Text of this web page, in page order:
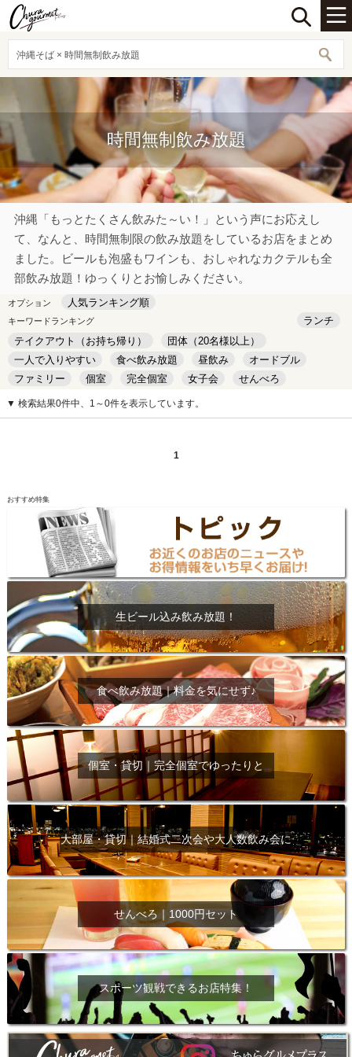
沖縄そば × 時間無制飲み放題
時間無制飲み放題
沖縄「もっとたくさん飲みた～い！」という声にお応えし
て、なんと、時間無制限の飲み放題をしているお店をまとめ
ました。ビールも泡盛もワインも、おしゃれなカクテルも全
部飲み放題！ゆっくりとお愉しみください。
オプション 人気ランキング順
キーワードランキング
ランチ
テイクアウト（お持ち帰り）
団体（20名様以上）
一人で入りやすい
食べ飲み放題 昼飲み
オードブル
ファミリー
個室 完全個室 女子会
せんべろ
キッズルーム
安い デート
▼ 検索結果0件中、1～0件を表示しています。
1
おすすめ特集
生ビール込み飲み放題！
食べ飲み放題｜料金を気にせず♪
個室・貸切｜完全個室でゆったりと
大部屋・貸切｜結婚式二次会や大人数飲み会に
せんべろ｜1000円セット
スポーツ観戦できるお店特集！